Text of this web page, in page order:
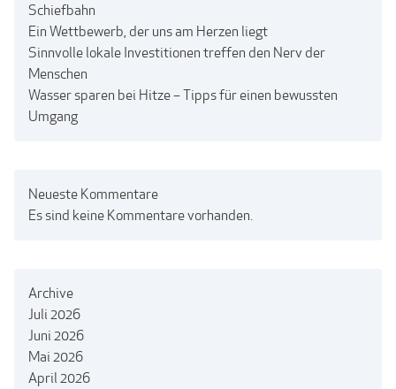
Schiefbahn
Ein Wettbewerb, der uns am Herzen liegt
Sinnvolle lokale Investitionen treffen den Nerv der
Menschen
Wasser sparen bei Hitze – Tipps für einen bewussten
Umgang
Neueste Kommentare
Es sind keine Kommentare vorhanden.
Archive
Juli 2026
Juni 2026
Mai 2026
April 2026